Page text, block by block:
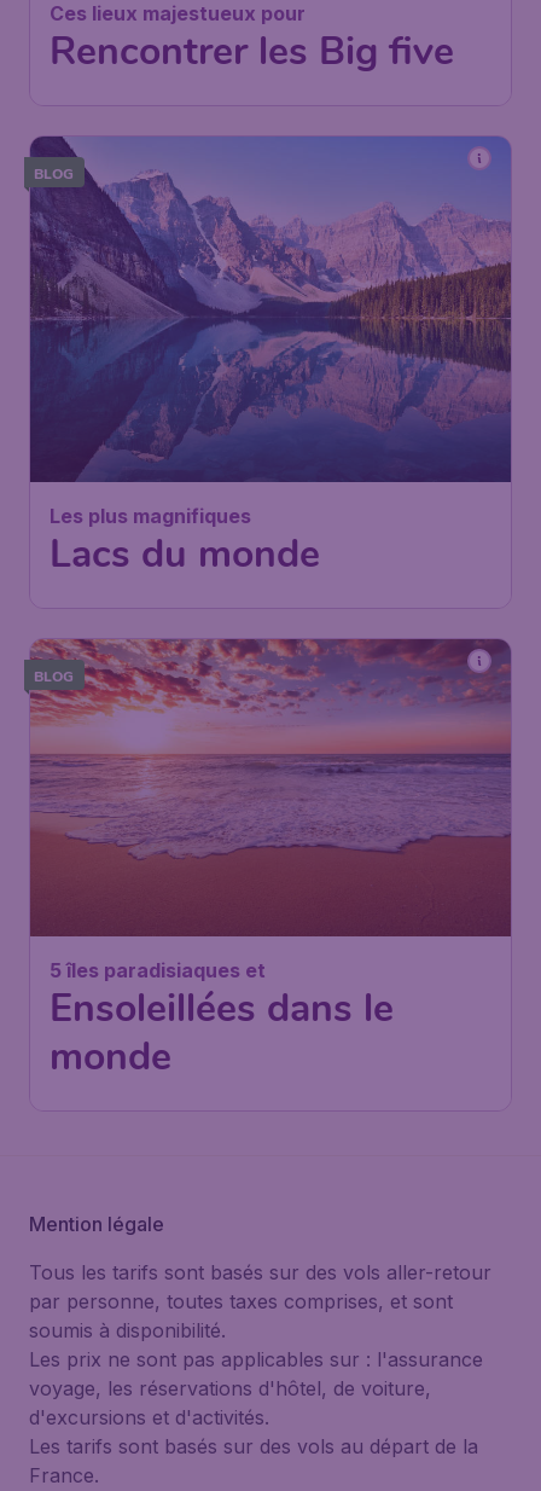
Ces lieux majestueux pour
Rencontrer les Big five
BLOG
Les plus magnifiques
Lacs du monde
BLOG
5 îles paradisiaques et
Ensoleillées dans le
monde
Mention légale
Tous les tarifs sont basés sur des vols aller-retour
par personne, toutes taxes comprises, et sont
soumis à disponibilité.
Les prix ne sont pas applicables sur : l'assurance
voyage, les réservations d'hôtel, de voiture,
d'excursions et d'activités.
Les tarifs sont basés sur des vols au départ de la
France.